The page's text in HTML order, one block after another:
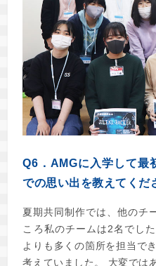
Q6．AMGに入学して最
での思い出を教えてくだ
夏期共同制作では、他のチ
ころ私のチームは2名でし
よりも多くの箇所を担当で
考えていました。 大変では